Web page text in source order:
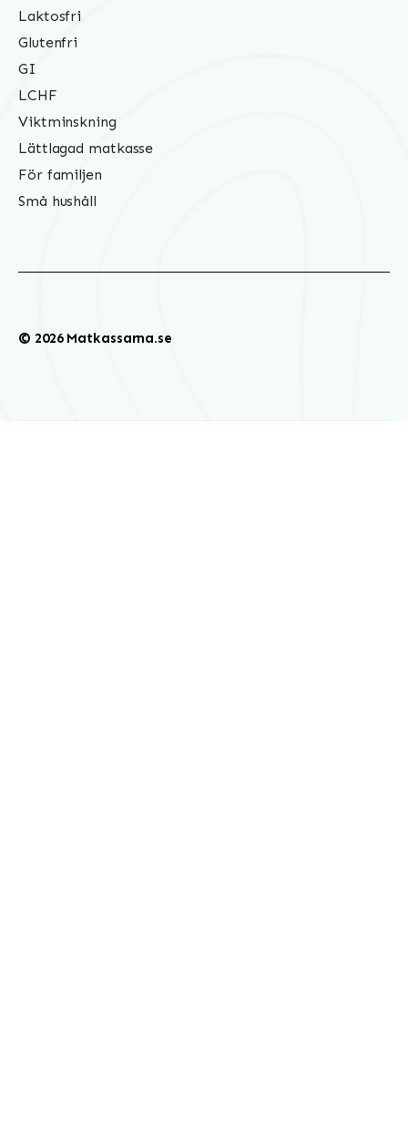
Laktosfri
Glutenfri
GI
LCHF
Viktminskning
Lättlagad matkasse
För familjen
Små hushåll
© 2026 Matkassarna.se